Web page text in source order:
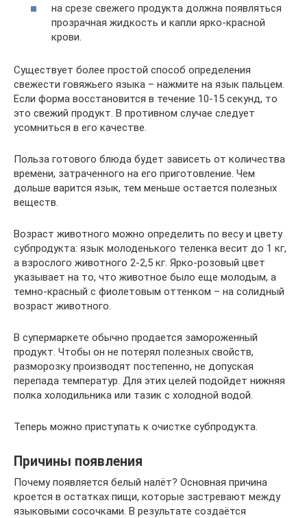
на срезе свежего продукта должна появляться
прозрачная жидкость и капли ярко-красной
крови.
Существует более простой способ определения
свежести говяжьего языка – нажмите на язык пальцем.
Если форма восстановится в течение 10-15 секунд, то
это свежий продукт. В противном случае следует
усомниться в его качестве.
Польза готового блюда будет зависеть от количества
времени, затраченного на его приготовление. Чем
дольше варится язык, тем меньше остается полезных
веществ.
Возраст животного можно определить по весу и цвету
субпродукта: язык молоденького теленка весит до 1 кг,
а взрослого животного 2-2,5 кг. Ярко-розовый цвет
указывает на то, что животное было еще молодым, а
темно-красный с фиолетовым оттенком – на солидный
возраст животного.
В супермаркете обычно продается замороженный
продукт. Чтобы он не потерял полезных свойств,
разморозку производят постепенно, не допуская
перепада температур. Для этих целей подойдет нижняя
полка холодильника или тазик с холодной водой.
Теперь можно приступать к очистке субпродукта.
Причины появления
Почему появляется белый налёт? Основная причина
кроется в остатках пищи, которые застревают между
языковыми сосочками. В результате создаётся